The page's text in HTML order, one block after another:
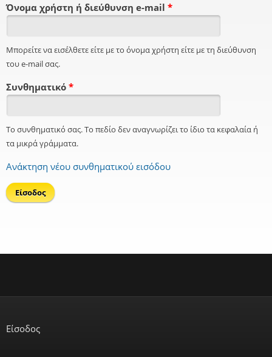
Όνομα χρήστη ή διεύθυνση e-mail *
Μπορείτε να εισέλθετε είτε με το όνομα χρήστη είτε με τη διεύθυνση
του e-mail σας.
Συνθηματικό *
Το συνθηματικό σας. Το πεδίο δεν αναγνωρίζει το ίδιο τα κεφαλαία ή
τα μικρά γράμματα.
Ανάκτηση νέου συνθηματικού εισόδου
Είσοδος